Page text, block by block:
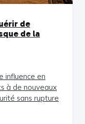
de
de la
influence en
à de nouveaux
sans rupture